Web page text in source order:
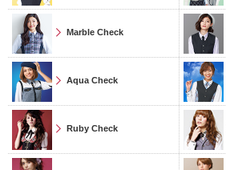
Marble Check
Aqua Check
Ruby Check